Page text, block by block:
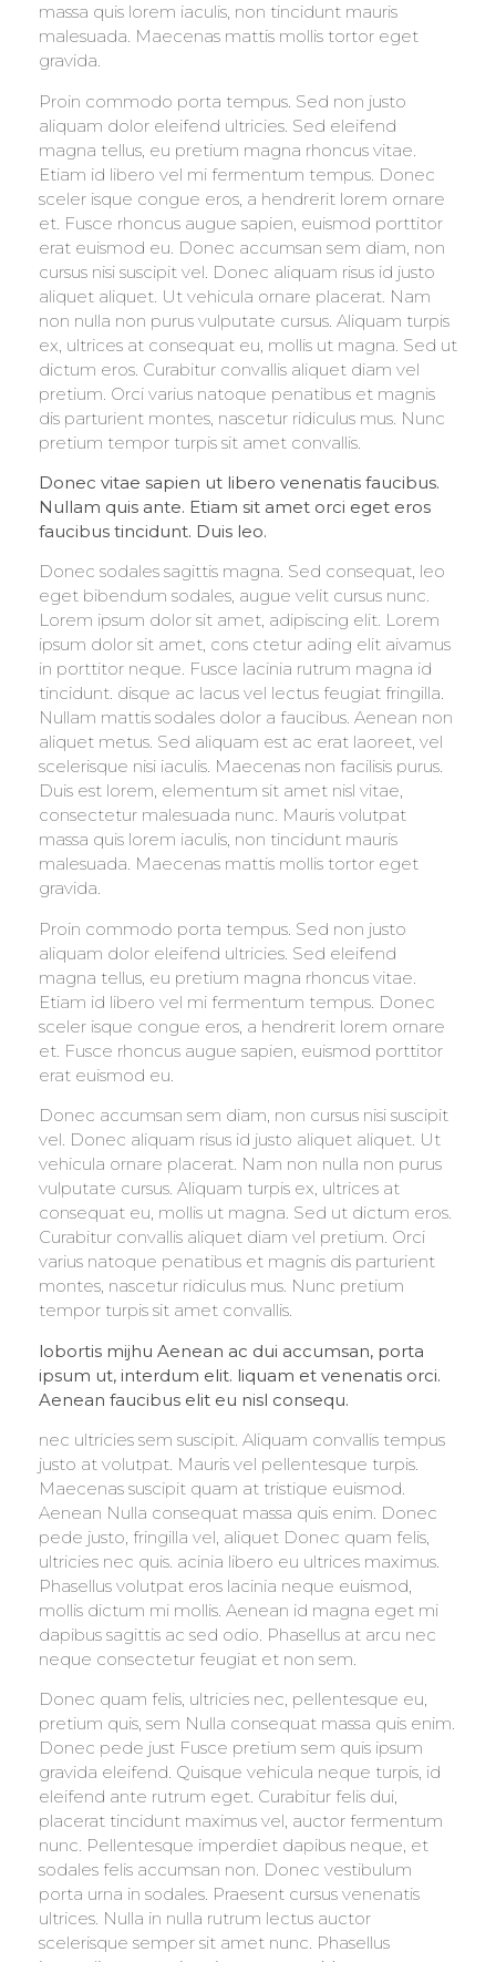
massa quis lorem iaculis, non tincidunt mauris
malesuada. Maecenas mattis mollis tortor eget
gravida.
Proin commodo porta tempus. Sed non justo
aliquam dolor eleifend ultricies. Sed eleifend
magna tellus, eu pretium magna rhoncus vitae.
Etiam id libero vel mi fermentum tempus. Donec
sceler isque congue eros, a hendrerit lorem ornare
et. Fusce rhoncus augue sapien, euismod porttitor
erat euismod eu. Donec accumsan sem diam, non
cursus nisi suscipit vel. Donec aliquam risus id justo
aliquet aliquet. Ut vehicula ornare placerat. Nam
non nulla non purus vulputate cursus. Aliquam turpis
ex, ultrices at consequat eu, mollis ut magna. Sed ut
dictum eros. Curabitur convallis aliquet diam vel
pretium. Orci varius natoque penatibus et magnis
dis parturient montes, nascetur ridiculus mus. Nunc
pretium tempor turpis sit amet convallis.
Donec vitae sapien ut libero venenatis faucibus.
Nullam quis ante. Etiam sit amet orci eget eros
faucibus tincidunt. Duis leo.
Donec sodales sagittis magna. Sed consequat, leo
eget bibendum sodales, augue velit cursus nunc.
Lorem ipsum dolor sit amet, adipiscing elit. Lorem
ipsum dolor sit amet, cons ctetur ading elit aivamus
in porttitor neque. Fusce lacinia rutrum magna id
tincidunt. disque ac lacus vel lectus feugiat fringilla.
Nullam mattis sodales dolor a faucibus. Aenean non
aliquet metus. Sed aliquam est ac erat laoreet, vel
scelerisque nisi iaculis. Maecenas non facilisis purus.
Duis est lorem, elementum sit amet nisl vitae,
consectetur malesuada nunc. Mauris volutpat
massa quis lorem iaculis, non tincidunt mauris
malesuada. Maecenas mattis mollis tortor eget
gravida.
Proin commodo porta tempus. Sed non justo
aliquam dolor eleifend ultricies. Sed eleifend
magna tellus, eu pretium magna rhoncus vitae.
Etiam id libero vel mi fermentum tempus. Donec
sceler isque congue eros, a hendrerit lorem ornare
et. Fusce rhoncus augue sapien, euismod porttitor
erat euismod eu.
Donec accumsan sem diam, non cursus nisi suscipit
vel. Donec aliquam risus id justo aliquet aliquet. Ut
vehicula ornare placerat. Nam non nulla non purus
vulputate cursus. Aliquam turpis ex, ultrices at
consequat eu, mollis ut magna. Sed ut dictum eros.
Curabitur convallis aliquet diam vel pretium. Orci
varius natoque penatibus et magnis dis parturient
montes, nascetur ridiculus mus. Nunc pretium
tempor turpis sit amet convallis.
lobortis mijhu Aenean ac dui accumsan, porta
ipsum ut, interdum elit. liquam et venenatis orci.
Aenean faucibus elit eu nisl consequ.
nec ultricies sem suscipit. Aliquam convallis tempus
justo at volutpat. Mauris vel pellentesque turpis.
Maecenas suscipit quam at tristique euismod.
Aenean Nulla consequat massa quis enim. Donec
pede justo, fringilla vel, aliquet Donec quam felis,
ultricies nec quis. acinia libero eu ultrices maximus.
Phasellus volutpat eros lacinia neque euismod,
mollis dictum mi mollis. Aenean id magna eget mi
dapibus sagittis ac sed odio. Phasellus at arcu nec
neque consectetur feugiat et non sem.
Donec quam felis, ultricies nec, pellentesque eu,
pretium quis, sem Nulla consequat massa quis enim.
Donec pede just Fusce pretium sem quis ipsum
gravida eleifend. Quisque vehicula neque turpis, id
eleifend ante rutrum eget. Curabitur felis dui,
placerat tincidunt maximus vel, auctor fermentum
nunc. Pellentesque imperdiet dapibus neque, et
sodales felis accumsan non. Donec vestibulum
porta urna in sodales. Praesent cursus venenatis
ultrices. Nulla in nulla rutrum lectus auctor
scelerisque semper sit amet nunc. Phasellus